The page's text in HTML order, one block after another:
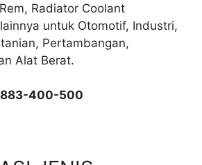
Radiator Coolant
untuk Otomotif, Industri,
Pertambangan,
Alat Berat.
400-500